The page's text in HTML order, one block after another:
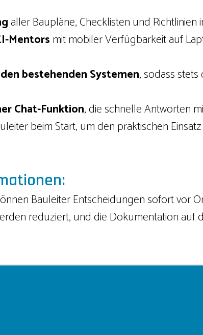
aller Baupläne, Checklisten und Richtlinien
Mentorsmit mobiler Verfügbarkeit auf
bestehenden Systemen, sodass
Chat-Funktion, die schnelle Antworten
beim Start, um den praktischen
Bauleiter Entscheidungen sofort vor
reduziert, und die Dokumentation auf